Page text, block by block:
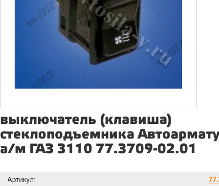
выключатель (клавиша)
стеклоподъемника
а/м ГАЗ 3110 77.3709-02.01
Артикул: